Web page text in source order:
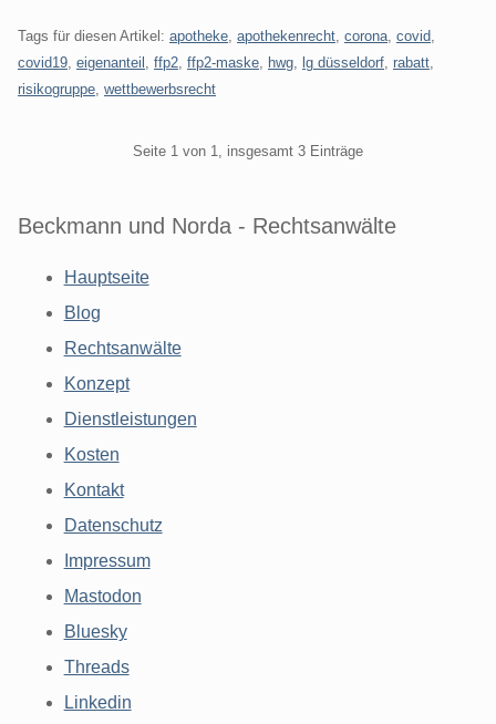
Tags für diesen Artikel: apotheke apothekenrecht corona covid
covid19 eigenanteil ffp2 ffp2-maske hwg lg düsseldorf rabatt
risikogruppe wettbewerbsrecht
Seite 1 von 1, insgesamt 3 Einträge
Beckmann und Norda - Rechtsanwälte
Hauptseite
Blog
Rechtsanwälte
Konzept
Dienstleistungen
Kosten
Kontakt
Datenschutz
Impressum
Mastodon
Bluesky
Threads
Linkedin